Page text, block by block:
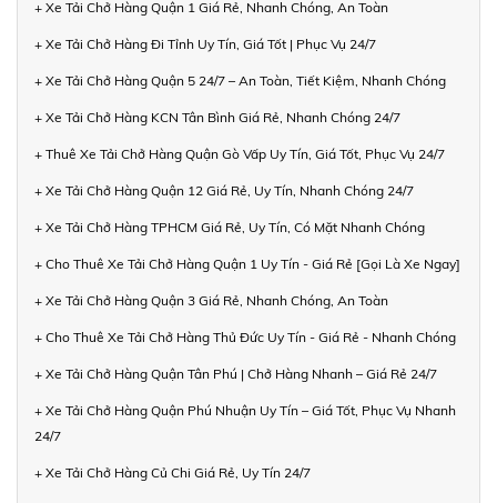
+ Xe Tải Chở Hàng Quận 1 Giá Rẻ, Nhanh Chóng, An Toàn
+ Xe Tải Chở Hàng Đi Tỉnh Uy Tín, Giá Tốt | Phục Vụ 24/7
+ Xe Tải Chở Hàng Quận 5 24/7 – An Toàn, Tiết Kiệm, Nhanh Chóng
+ Xe Tải Chở Hàng KCN Tân Bình Giá Rẻ, Nhanh Chóng 24/7
+ Thuê Xe Tải Chở Hàng Quận Gò Vấp Uy Tín, Giá Tốt, Phục Vụ 24/7
+ Xe Tải Chở Hàng Quận 12 Giá Rẻ, Uy Tín, Nhanh Chóng 24/7
+ Xe Tải Chở Hàng TPHCM Giá Rẻ, Uy Tín, Có Mặt Nhanh Chóng
+ Cho Thuê Xe Tải Chở Hàng Quận 1 Uy Tín - Giá Rẻ [Gọi Là Xe Ngay]
+ Xe Tải Chở Hàng Quận 3 Giá Rẻ, Nhanh Chóng, An Toàn
+ Cho Thuê Xe Tải Chở Hàng Thủ Đức Uy Tín - Giá Rẻ - Nhanh Chóng
+ Xe Tải Chở Hàng Quận Tân Phú | Chở Hàng Nhanh – Giá Rẻ 24/7
+ Xe Tải Chở Hàng Quận Phú Nhuận Uy Tín – Giá Tốt, Phục Vụ Nhanh
24/7
+ Xe Tải Chở Hàng Củ Chi Giá Rẻ, Uy Tín 24/7